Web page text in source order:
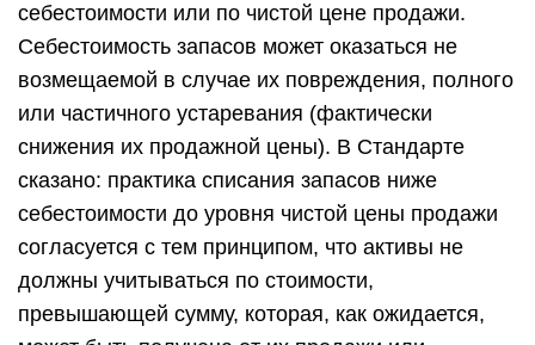
себестоимости или по чистой цене продажи.
Себестоимость запасов может оказаться не
возмещаемой в случае их повреждения, полного
или частичного устаревания (фактически
снижения их продажной цены). В Стандарте
сказано: практика списания запасов ниже
себестоимости до уровня чистой цены продажи
согласуется с тем принципом, что активы не
должны учитываться по стоимости,
превышающей сумму, которая, как ожидается,